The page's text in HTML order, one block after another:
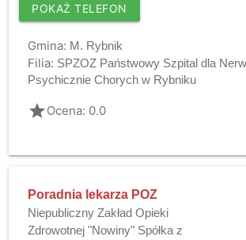
POKAŻ TELEFON
Gmina: M. Rybnik
Filia: SPZOZ Państwowy Szpital dla
Psychicznie Chorych w Rybniku
gradeOcena: 0.0
Poradnia lekarza POZ
Niepubliczny Zakład Opieki
Zdrowotnej "Nowiny" Spółka z